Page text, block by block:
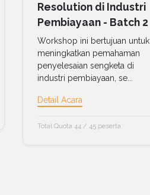
Resolution di Industri
Pembiayaan - Batch 2
Workshop ini bertujuan untuk
meningkatkan pemahaman
penyelesaian sengketa di
industri pembiayaan, se...
Detail Acara
Total Quota 44 / 45 peserta